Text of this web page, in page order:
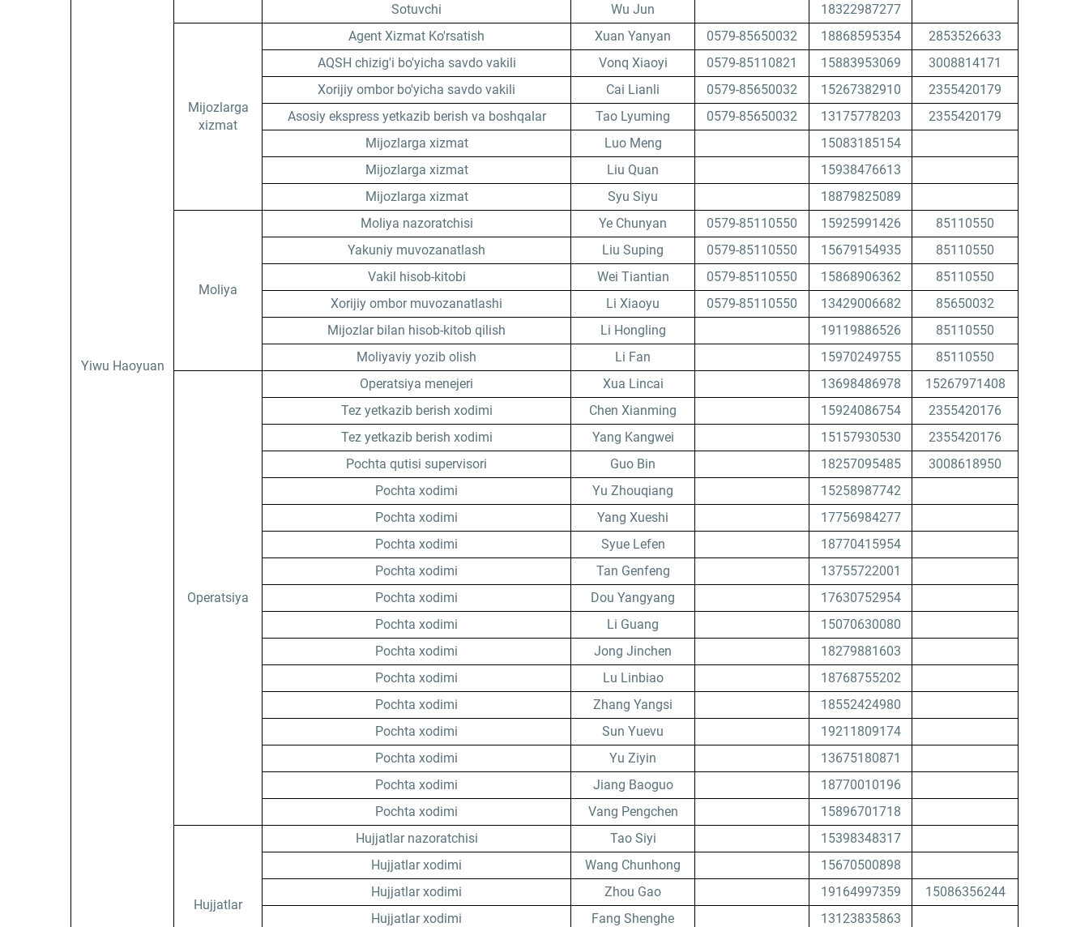
Yiwu Haoyuan
Sotuvchi
Wu Jun 18322987277
Mijozlarga
xizmat
Agent Xizmat Ko'rsatish Xuan Yanyan 0579-85650032 18868595354
2853526633
AQSH chizig'i bo'yicha savdo vakili
Vonq Xiaoyi 0579-85110821 15883953069
3008814171
Xorijiy ombor bo'yicha savdo vakili
Cai Lianli 0579-85650032 15267382910
2355420179
Asosiy ekspress yetkazib berish va boshqalar
Tao Lyuming 0579-85650032 13175778203
2355420179
Mijozlarga xizmat
Luo Meng
15083185154
Mijozlarga xizmat
Liu Quan
15938476613
Mijozlarga xizmat
Syu Siyu 18879825089
Moliya
Moliya nazoratchisi Ye Chunyan 0579-85110550 15925991426
85110550
Yakuniy muvozanatlash
Liu Suping 0579-85110550 15679154935
85110550
Vakil hisob-kitobi
Wei Tiantian 0579-85110550 15868906362
85110550
Xorijiy ombor muvozanatlashi
Li Xiaoyu 0579-85110550 13429006682
85650032
Mijozlar bilan hisob-kitob qilish
Li Hongling 19119886526
85110550
Moliyaviy yozib olish
Li Fan 15970249755 85110550
Operatsiya
Operatsiya menejeri Xua Lincai 13698486978
15267971408
Tez yetkazib berish xodimi
Chen Xianming 15924086754
2355420176
Tez yetkazib berish xodimi
Yang Kangwei 15157930530
2355420176
Pochta qutisi supervisori
Guo Bin 18257095485
3008618950
Pochta xodimi
Yu Zhouqiang
15258987742
Pochta xodimi
Yang Xueshi
17756984277
Pochta xodimi
Syue Lefen
18770415954
Pochta xodimi
Tan Genfeng
13755722001
Pochta xodimi
Dou Yangyang
17630752954
Pochta xodimi
Li Guang
15070630080
Pochta xodimi
Jong Jinchen
18279881603
Pochta xodimi
Lu Linbiao
18768755202
Pochta xodimi
Zhang Yangsi
18552424980
Pochta xodimi
Sun Yuevu
19211809174
Pochta xodimi
Yu Ziyin
13675180871
Pochta xodimi
Jiang Baoguo
18770010196
Pochta xodimi
Vang Pengchen 15896701718
Hujjatlar
Hujjatlar nazoratchisi Tao Siyi
15398348317
Hujjatlar xodimi
Wang Chunhong
15670500898
Hujjatlar xodimi
Zhou Gao 19164997359
15086356244
Hujjatlar xodimi
Fang Shenghe 13123835863